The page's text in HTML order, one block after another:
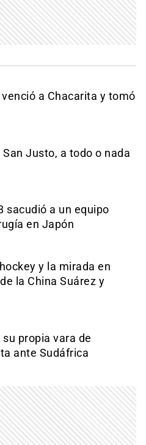
a Chacarita y tomó
Justo, a todo o nada
sacudió a un equipo
en Japón
y la mirada en
la China Suárez y
propia vara de
ante Sudáfrica